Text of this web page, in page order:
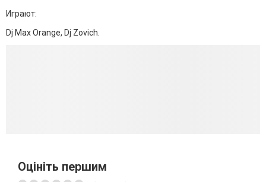
Играют:
Dj Max Orange, Dj Zovich.
Оцініть першим